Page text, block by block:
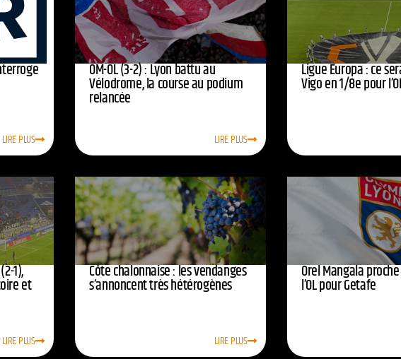
LIRE PLUS
OM-OL (3-2) : Lyon battu au
Vélodrome, la course au podium
relancée
LIRE PLUS
Ligue Europa : ce
Vigo en 1/8e pour
1),
et
LIRE PLUS
Côte chalonnaise : les vendanges
s’annoncent très hétérogènes
LIRE PLUS
Orel Mangala
l’OL pour Getafe